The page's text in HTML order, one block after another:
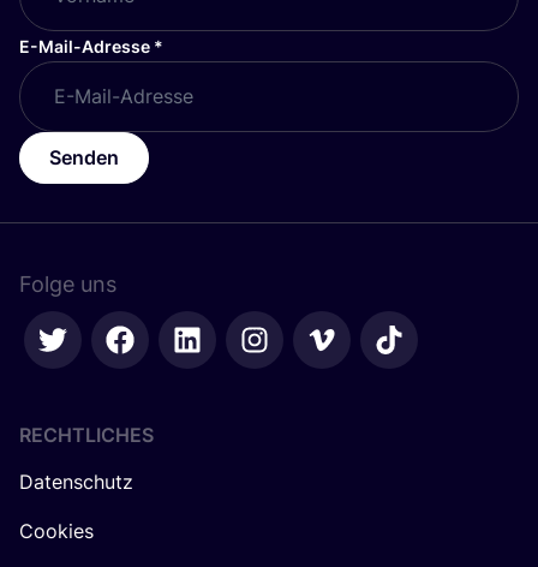
E-Mail-Adresse *
Senden
Folge uns
RECHTLICHES
Datenschutz
Cookies